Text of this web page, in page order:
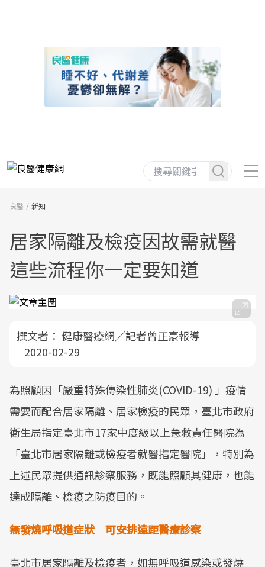
良醫 新知
居家隔離及檢疫因故需就醫
這些流程你一定要知道
撰文者： 健康醫療網／記者曾正豪報導
2020-02-29
為照顧因「嚴重特殊傳染性肺炎(COVID-19) 」疫情
需要而配合居家隔離、居家檢疫的民眾，臺北市政府
衛生局指定臺北市17家中度級以上急救責任醫院為
「臺北市居家隔離或檢疫者就醫指定醫院」，特別為
上述民眾提供通訊診察服務，既能照顧其健康，也能
達成隔離、檢疫之防疫目的。
無發燒呼吸道症狀 可安排遠距醫療診察
臺北市居家隔離及檢疫者，如無呼吸道感染或發燒